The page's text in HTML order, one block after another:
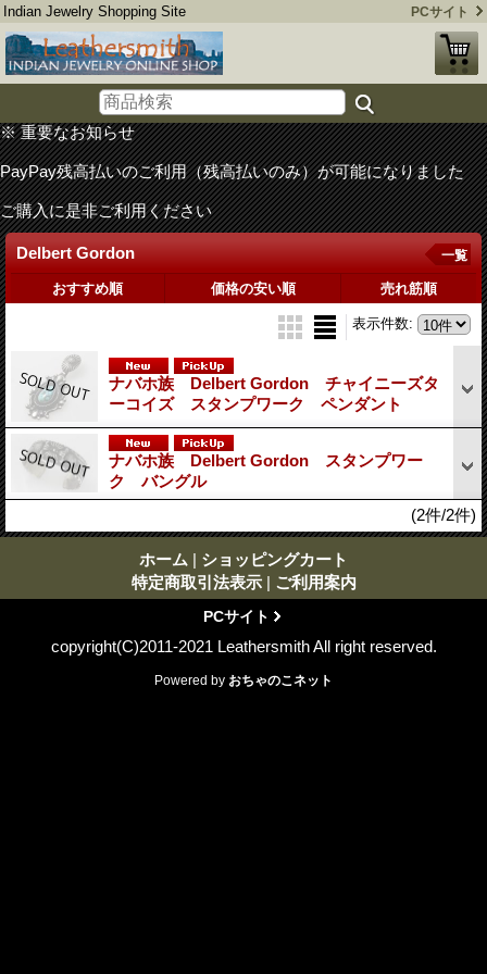
Indian Jewelry Shopping Site PCサイト
※ 重要なお知らせ
PayPay残高払いのご利用（残高払いのみ）が可能になりました
ご購入に是非ご利用ください
Delbert Gordon 一覧
おすすめ順 価格の安い順 売れ筋順
表示件数:
ナバホ族 Delbert Gordon チャイニーズタ
ーコイズ スタンプワーク ペンダント
ナバホ族 Delbert Gordon スタンプワー
ク バングル
(2件/2件)
ホーム | ショッピングカート
特定商取引法表示 | ご利用案内
PCサイト
copyright(C)2011-2021 Leathersmith All right reserved.
Powered by おちゃのこネット